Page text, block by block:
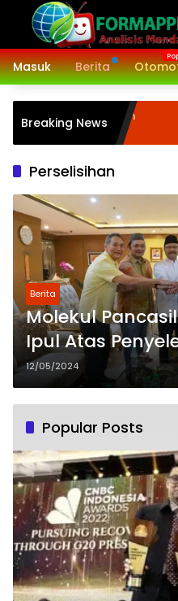
Langsung
konten
Masuk
Berita
Breaking News
Melaksanakan
III TA. 2024
Perselisihan
Berita
Molekul
Ipul Atas
Donasi Agus
12/05/2024
Popular Posts